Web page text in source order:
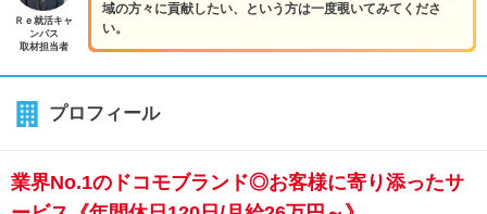
域の方々に貢献したい、という方は一度覗いてみてくださ
い。
Ｒｅ就活キャ
ンパス
取材担当者
プロフィール
業界No.1のドコモブランド◎お客様に寄り添ったサ